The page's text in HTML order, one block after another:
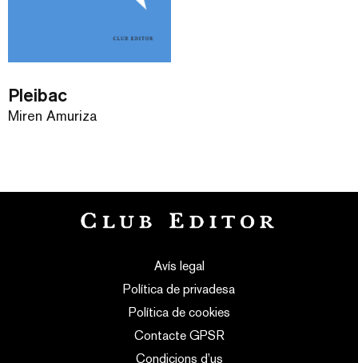
Pleibac
Miren Amuriza
Avís legal
Política de privadesa
Política de cookies
Contacte GPSR
Condicions d’us